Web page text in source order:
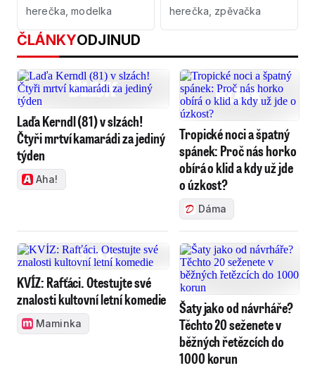
herečka, modelka herečka, zpěvačka
ČLÁNKYODJINUD
Laďa Kerndl (81) v slzách!
Čtyři mrtví kamarádi za jediný
týden
Aha!
Tropické noci a špatný
spánek: Proč nás horko
obírá o klid a kdy už jde
o úzkost?
Dáma
KVÍZ: Rafťáci. Otestujte své
znalosti kultovní letní komedie
Maminka
Šaty jako od návrháře?
Těchto 20 seženete v
běžných řetězcích do
1000 korun